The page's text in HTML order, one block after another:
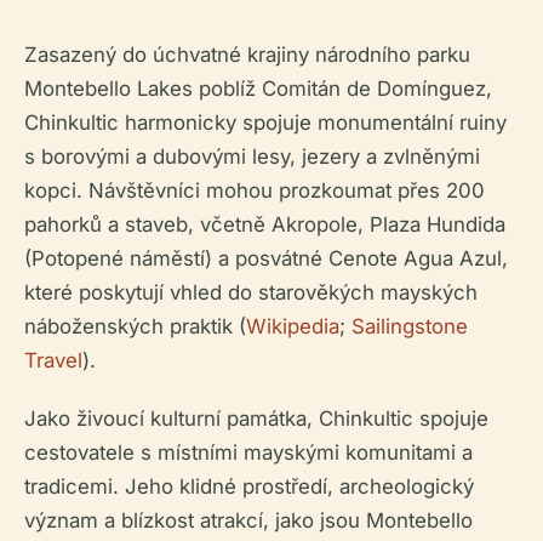
Zasazený do úchvatné krajiny národního parku
Montebello Lakes poblíž Comitán de Domínguez,
Chinkultic harmonicky spojuje monumentální ruiny
s borovými a dubovými lesy, jezery a zvlněnými
kopci. Návštěvníci mohou prozkoumat přes 200
pahorků a staveb, včetně Akropole, Plaza Hundida
(Potopené náměstí) a posvátné Cenote Agua Azul,
které poskytují vhled do starověkých mayských
náboženských praktik (Wikipedia; Sailingstone
Travel).
Jako živoucí kulturní památka, Chinkultic spojuje
cestovatele s místními mayskými komunitami a
tradicemi. Jeho klidné prostředí, archeologický
význam a blízkost atrakcí, jako jsou Montebello